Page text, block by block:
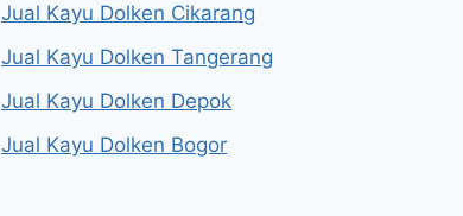
Jual Kayu Dolken Cikarang
Jual Kayu Dolken Tangerang
Jual Kayu Dolken Depok
Jual Kayu Dolken Bogor